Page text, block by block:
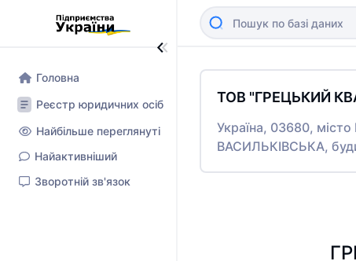
Головна
Реєстр юридичних осіб
Найбільше переглянуті
Найактивніший
Зворотній зв'язок
ТОВ "ГРЕЦЬКИЙ
Україна, 03680,
ВАСИЛЬКІВСЬКА,